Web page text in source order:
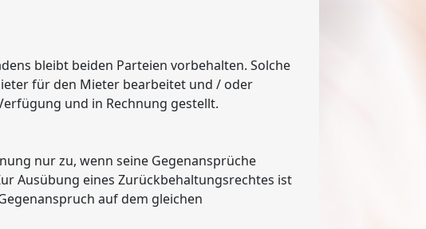
bleibt beiden Parteien vorbehalten. Solche
für den Mieter bearbeitet und / oder
und in Rechnung gestellt.
nur zu, wenn seine Gegenansprüche
Ausübung eines Zurückbehaltungsrechtes ist
auf dem gleichen